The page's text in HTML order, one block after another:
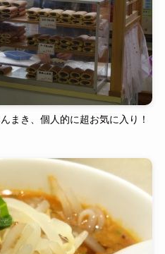
まき、個人的に超お気に入り！